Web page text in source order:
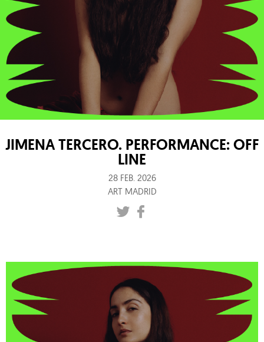
JIMENA TERCERO. PERFORMANCE: OFF
LINE
28 FEB. 2026
ART MADRID